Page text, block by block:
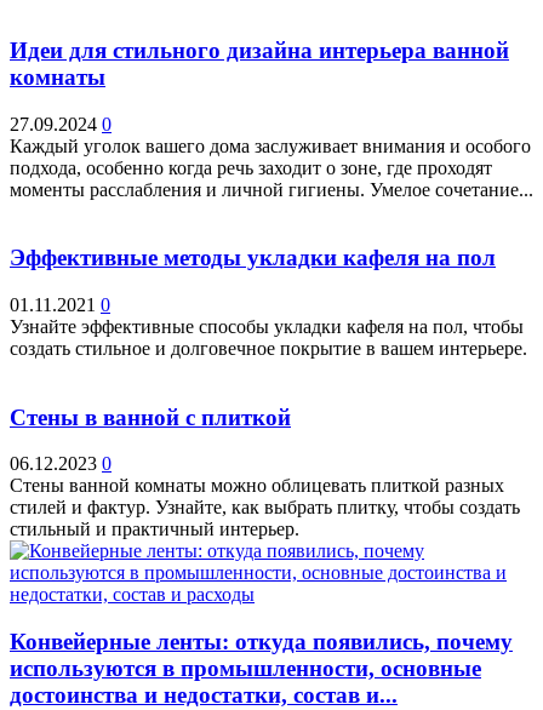
Идеи для стильного дизайна интерьера ванной
комнаты
27.09.2024 0
Каждый уголок вашего дома заслуживает внимания и особого
подхода, особенно когда речь заходит о зоне, где проходят
моменты расслабления и личной гигиены. Умелое сочетание...
Эффективные методы укладки кафеля на пол
01.11.2021 0
Узнайте эффективные способы укладки кафеля на пол, чтобы
создать стильное и долговечное покрытие в вашем интерьере.
Стены в ванной с плиткой
06.12.2023 0
Стены ванной комнаты можно облицевать плиткой разных
стилей и фактур. Узнайте, как выбрать плитку, чтобы создать
стильный и практичный интерьер.
Конвейерные ленты: откуда появились, почему
используются в промышленности, основные
достоинства и недостатки, состав и...